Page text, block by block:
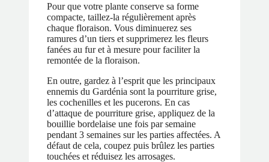
Pour que votre plante conserve sa forme
compacte, taillez-la régulièrement après
chaque floraison. Vous diminuerez ses
ramures d’un tiers et supprimerez les fleurs
fanées au fur et à mesure pour faciliter la
remontée de la floraison.
En outre, gardez à l’esprit que les principaux
ennemis du Gardénia sont la pourriture grise,
les cochenilles et les pucerons. En cas
d’attaque de pourriture grise, appliquez de la
bouillie bordelaise une fois par semaine
pendant 3 semaines sur les parties affectées. A
défaut de cela, coupez puis brûlez les parties
touchées et réduisez les arrosages.